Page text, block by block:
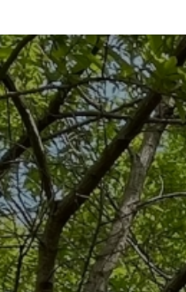
ン
テ
ン
ツ
へ
ス
キ
ッ
プ